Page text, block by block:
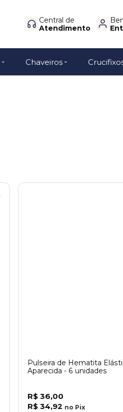
Central de
Atendimento
Chaveiros
Pulseira de Hematita
Aparecida - 6 unidades
R$ 36,00
R$ 34,92 no Pix